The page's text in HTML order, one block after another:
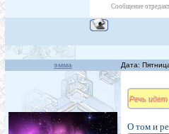
Сообщение
эмма Дата:
Речь идет
О том и